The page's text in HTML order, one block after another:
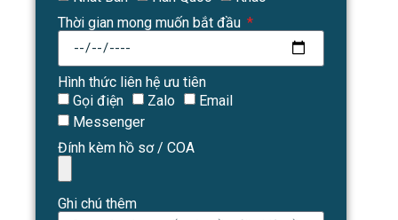
Thời gian mong muốn bắt đầu
Hình thức liên hệ ưu tiên
Gọi điện
Zalo
Email
Messenger
Đính kèm hồ sơ / COA
Ghi chú thêm